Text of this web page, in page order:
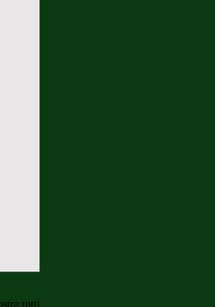
tutti